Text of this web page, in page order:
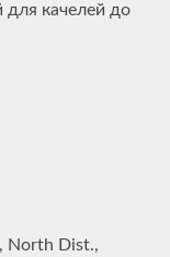
для качелей до
North Dist.,